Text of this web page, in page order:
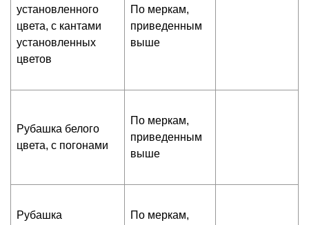
установленного
цвета, с кантами
установленных
цветов
По меркам,
приведенным
выше
Рубашка белого
цвета, с погонами
По меркам,
приведенным
выше
Рубашка
По меркам,